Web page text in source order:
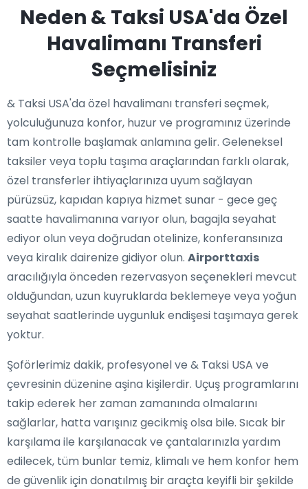
Neden & Taksi USA'da Özel
Havalimanı Transferi
Seçmelisiniz
& Taksi USA'da özel havalimanı transferi seçmek,
yolculuğunuza konfor, huzur ve programınız üzerinde
tam kontrolle başlamak anlamına gelir. Geleneksel
taksiler veya toplu taşıma araçlarından farklı olarak,
özel transferler ihtiyaçlarınıza uyum sağlayan
pürüzsüz, kapıdan kapıya hizmet sunar - gece geç
saatte havalimanına varıyor olun, bagajla seyahat
ediyor olun veya doğrudan otelinize, konferansınıza
veya kiralık dairenize gidiyor olun. Airporttaxis
aracılığıyla önceden rezervasyon seçenekleri mevcut
olduğundan, uzun kuyruklarda beklemeye veya yoğun
seyahat saatlerinde uygunluk endişesi taşımaya gerek
yoktur.
Şoförlerimiz dakik, profesyonel ve & Taksi USA ve
çevresinin düzenine aşina kişilerdir. Uçuş programlarını
takip ederek her zaman zamanında olmalarını
sağlarlar, hatta varışınız gecikmiş olsa bile. Sıcak bir
karşılama ile karşılanacak ve çantalarınızla yardım
edilecek, tüm bunlar temiz, klimalı ve hem konfor hem
de güvenlik için donatılmış bir araçta keyifli bir şekilde